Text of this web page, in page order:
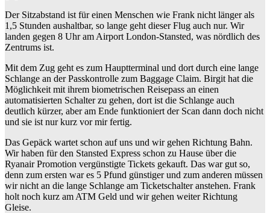
Der Sitzabstand ist für einen Menschen wie Frank nicht länger als
1,5 Stunden aushaltbar, so lange geht dieser Flug auch nur. Wir
landen gegen 8 Uhr am Airport London-Stansted, was nördlich des
Zentrums ist.
Mit dem Zug geht es zum Hauptterminal und dort durch eine lange
Schlange an der Passkontrolle zum Baggage Claim. Birgit hat die
Möglichkeit mit ihrem biometrischen Reisepass an einen
automatisierten Schalter zu gehen, dort ist die Schlange auch
deutlich kürzer, aber am Ende funktioniert der Scan dann doch nicht
und sie ist nur kurz vor mir fertig.
Das Gepäck wartet schon auf uns und wir gehen Richtung Bahn.
Wir haben für den Stansted Express schon zu Hause über die
Ryanair Promotion vergünstigte Tickets gekauft. Das war gut so,
denn zum ersten war es 5 Pfund günstiger und zum anderen müssen
wir nicht an die lange Schlange am Ticketschalter anstehen. Frank
holt noch kurz am ATM Geld und wir gehen weiter Richtung
Gleise.